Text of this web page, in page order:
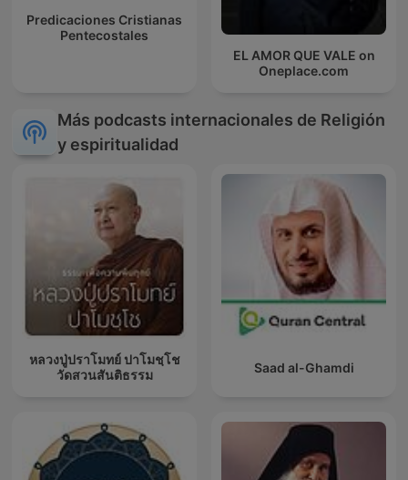
Predicaciones Cristianas
Pentecostales
EL AMOR QUE VALE on
Oneplace.com
Más podcasts internacionales de Religión
y espiritualidad
หลวงปู่ปราโมทย์ ปาโมชฺโช
วัดสวนสันติธรรม
Saad al-Ghamdi